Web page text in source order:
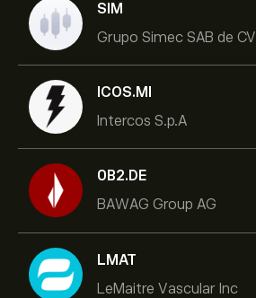
SIM
Grupo Simec SAB de CV
ICOS.MI
Intercos S.p.A
0B2.DE
BAWAG Group AG
LMAT
LeMaitre Vascular Inc